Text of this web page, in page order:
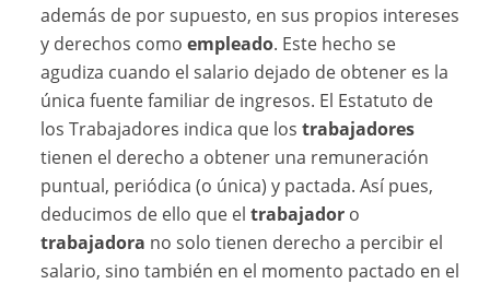
además de por supuesto, en sus propios intereses
y derechos comoempleado. Este hecho se
agudiza cuando el salario dejado de obtener es la
única fuente familiar de ingresos. El Estatuto de
los Trabajadores indica que lostrabajadores
tienen el derecho a obtener una remuneración
puntual, periódica (o única) y pactada. Así pues,
deducimos de ello que eltrabajador o
trabajadora no solo tienen derecho a percibir el
salario, sino también en el momento pactado en el